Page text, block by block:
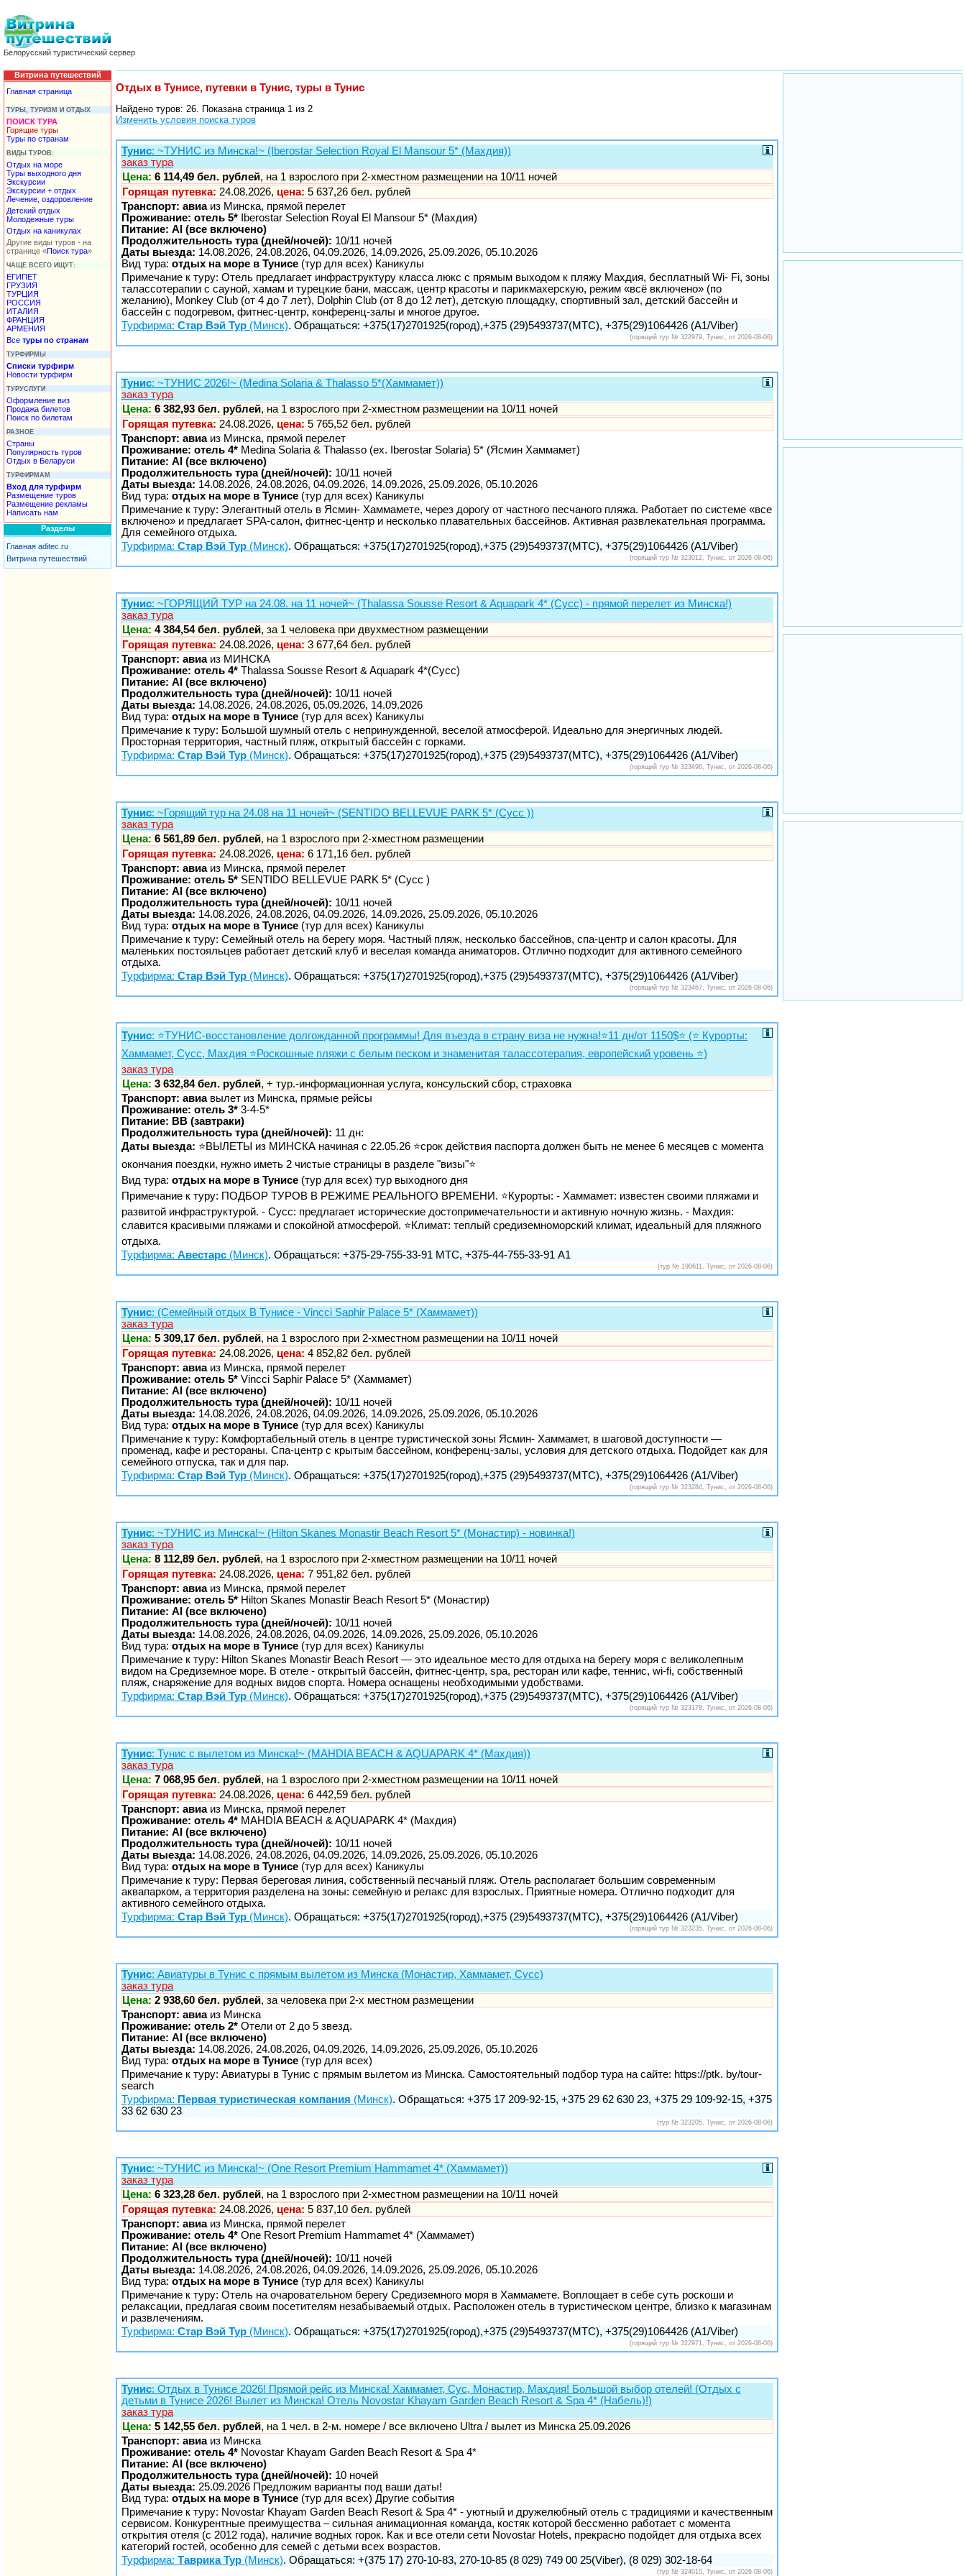
Белорусский туристический сервер
Витрина путешествий
Главная страница
ТУРЫ, ТУРИЗМ И ОТДЫХ
ПОИСК ТУРА
Горящие туры
Туры по странам
ВИДЫ ТУРОВ:
Отдых на море
Туры выходного дня
Экскурсии
Экскурсии + отдых
Лечение, оздоровление
Детский отдых
Молодежные туры
Отдых на каникулах
Другие виды туров - на
странице «Поиск тура»
ЧАЩЕ ВСЕГО ИЩУТ:
ЕГИПЕТ
ГРУЗИЯ
ТУРЦИЯ
РОССИЯ
ИТАЛИЯ
ФРАНЦИЯ
АРМЕНИЯ
Все туры по странам
ТУРФИРМЫ
Списки турфирм
Новости турфирм
ТУРУСЛУГИ
Оформление виз
Продажа билетов
Поиск по билетам
РАЗНОЕ
Страны
Популярность туров
Отдых в Беларуси
ТУРФИРМАМ
Вход для турфирм
Размещение туров
Размещение рекламы
Написать нам
Разделы
Главная aditec.ru
Витрина путешествий
Отдых в Тунисе, путевки в Тунис, туры в Тунис
Найдено туров: 26. Показана страница 1 из 2
Изменить условия поиска туров
Тунис: ~ТУНИС из Минска!~ (Iberostar Selection Royal El Mansour 5* (Махдия))
заказ тура
Цена: 6 114,49 бел. рублей, на 1 взрослого при 2-хместном размещении на 10/11 ночей
Горящая путевка: 24.08.2026, цена: 5 637,26 бел. рублей
Транспорт: авиаиз Минска, прямой перелет
Проживание: отель 5* Iberostar Selection Royal El Mansour 5* (Махдия)
Питание: AI (все включено)
Продолжительность тура (дней/ночей): 10/11 ночей
Даты выезда: 14.08.2026, 24.08.2026, 04.09.2026, 14.09.2026, 25.09.2026, 05.10.2026
Вид тура: отдых на море в Тунисе (тур для всех) Каникулы
Примечание к туру: Отель предлагает инфраструктуру класса люкс с прямым выходом к пляжу Махдия, бесплатный Wi- Fi, зоны
талассотерапии с сауной, хамам и турецкие бани, массаж, центр красоты и парикмахерскую, режим «всё включено» (по
желанию), Monkey Club (от 4 до 7 лет), Dolphin Сlub (от 8 до 12 лет), детскую площадку, спортивный зал, детский бассейн и
бассейн с подогревом, фитнес-центр, конференц-залы и многое другое.
Турфирма: Стар Вэй Тур (Минск). Обращаться: +375(17)2701925(город),+375 (29)5493737(МТС), +375(29)1064426 (A1/Viber)
(горящий тур № 322979, Тунис, от 2026-08-06)
Тунис: ~ТУНИС 2026!~ (Medina Solaria & Thalasso 5*(Хаммамет))
заказ тура
Цена: 6 382,93 бел. рублей, на 1 взрослого при 2-хместном размещении на 10/11 ночей
Горящая путевка: 24.08.2026, цена: 5 765,52 бел. рублей
Транспорт: авиаиз Минска, прямой перелет
Проживание: отель 4* Medina Solaria & Thalasso (ex. Iberostar Solaria) 5* (Ясмин Хаммамет)
Питание: AI (все включено)
Продолжительность тура (дней/ночей): 10/11 ночей
Даты выезда: 14.08.2026, 24.08.2026, 04.09.2026, 14.09.2026, 25.09.2026, 05.10.2026
Вид тура: отдых на море в Тунисе (тур для всех) Каникулы
Примечание к туру: Элегантный отель в Ясмин- Хаммамете, через дорогу от частного песчаного пляжа. Работает по системе «все
включено» и предлагает SPA-салон, фитнес-центр и несколько плавательных бассейнов. Активная развлекательная программа.
Для семейного отдыха.
Турфирма: Стар Вэй Тур (Минск). Обращаться: +375(17)2701925(город),+375 (29)5493737(МТС), +375(29)1064426 (A1/Viber)
(горящий тур № 323012, Тунис, от 2026-08-06)
Тунис: ~ГОРЯЩИЙ ТУР на 24.08. на 11 ночей~ (Thalassa Sousse Resort & Aquapark 4* (Сусс) - прямой перелет из Минска!)
заказ тура
Цена: 4 384,54 бел. рублей, за 1 человека при двухместном размещении
Горящая путевка: 24.08.2026, цена: 3 677,64 бел. рублей
Транспорт: авиаиз МИНСКА
Проживание: отель 4* Thalassa Sousse Resort & Aquapark 4*(Сусс)
Питание: AI (все включено)
Продолжительность тура (дней/ночей): 10/11 ночей
Даты выезда: 14.08.2026, 24.08.2026, 05.09.2026, 14.09.2026
Вид тура: отдых на море в Тунисе (тур для всех) Каникулы
Примечание к туру: Большой шумный отель с непринужденной, веселой атмосферой. Идеально для энергичных людей.
Просторная территория, частный пляж, открытый бассейн с горками.
Турфирма: Стар Вэй Тур (Минск). Обращаться: +375(17)2701925(город),+375 (29)5493737(МТС), +375(29)1064426 (A1/Viber)
(горящий тур № 323496, Тунис, от 2026-08-06)
Тунис: ~Горящий тур на 24.08 на 11 ночей~ (SENTIDO BELLEVUE PARK 5* (Сусс ))
заказ тура
Цена: 6 561,89 бел. рублей, на 1 взрослого при 2-хместном размещении
Горящая путевка: 24.08.2026, цена: 6 171,16 бел. рублей
Транспорт: авиаиз Минска, прямой перелет
Проживание: отель 5* SENTIDO BELLEVUE PARK 5* (Сусс )
Питание: AI (все включено)
Продолжительность тура (дней/ночей): 10/11 ночей
Даты выезда: 14.08.2026, 24.08.2026, 04.09.2026, 14.09.2026, 25.09.2026, 05.10.2026
Вид тура: отдых на море в Тунисе (тур для всех) Каникулы
Примечание к туру: Семейный отель на берегу моря. Частный пляж, несколько бассейнов, спа-центр и салон красоты. Для
маленьких постояльцев работает детский клуб и веселая команда аниматоров. Отлично подходит для активного семейного
отдыха.
Турфирма: Стар Вэй Тур (Минск). Обращаться: +375(17)2701925(город),+375 (29)5493737(МТС), +375(29)1064426 (A1/Viber)
(горящий тур № 323467, Тунис, от 2026-08-06)
Тунис: ⭐️ТУНИС-восстановление долгожданной программы! Для въезда в страну виза не нужна!⭐️11 дн/от 1150$⭐️ (⭐️ Курорты:
Хаммамет, Сусс, Махдия ⭐️Роскошные пляжи с белым песком и знаменитая талассотерапия, европейский уровень ⭐️)
заказ тура
Цена: 3 632,84 бел. рублей, + тур.-информационная услуга, консульский сбор, страховка
Транспорт: авиавылет из Минска, прямые рейсы
Проживание: отель 3* 3-4-5*
Питание: BB (завтраки)
Продолжительность тура (дней/ночей): 11 дн:
Даты выезда: ⭐️ВЫЛЕТЫ из МИНСКА начиная с 22.05.26 ⭐️срок действия паспорта должен быть не менее 6 месяцев с момента
окончания поездки, нужно иметь 2 чистые страницы в разделе "визы"⭐️
Вид тура: отдых на море в Тунисе (тур для всех) тур выходного дня
Примечание к туру: ПОДБОР ТУРОВ В РЕЖИМЕ РЕАЛЬНОГО ВРЕМЕНИ. ⭐️Курорты: - Хаммамет: известен своими пляжами и
развитой инфраструктурой. - Сусс: предлагает исторические достопримечательности и активную ночную жизнь. - Махдия:
славится красивыми пляжами и спокойной атмосферой. ⭐️Климат: теплый средиземноморский климат, идеальный для пляжного
отдыха.
Турфирма: Авестарс (Минск). Обращаться: +375-29-755-33-91 МТС, +375-44-755-33-91 А1
(тур № 190611, Тунис, от 2026-08-06)
Тунис: (Семейный отдых В Тунисе - Vincci Saphir Palace 5* (Хаммамет))
заказ тура
Цена: 5 309,17 бел. рублей, на 1 взрослого при 2-хместном размещении на 10/11 ночей
Горящая путевка: 24.08.2026, цена: 4 852,82 бел. рублей
Транспорт: авиаиз Минска, прямой перелет
Проживание: отель 5* Vincci Saphir Palace 5* (Хаммамет)
Питание: AI (все включено)
Продолжительность тура (дней/ночей): 10/11 ночей
Даты выезда: 14.08.2026, 24.08.2026, 04.09.2026, 14.09.2026, 25.09.2026, 05.10.2026
Вид тура: отдых на море в Тунисе (тур для всех) Каникулы
Примечание к туру: Комфортабельный отель в центре туристической зоны Ясмин- Хаммамет, в шаговой доступности —
променад, кафе и рестораны. Спа-центр с крытым бассейном, конференц-залы, условия для детского отдыха. Подойдет как для
семейного отпуска, так и для пар.
Турфирма: Стар Вэй Тур (Минск). Обращаться: +375(17)2701925(город),+375 (29)5493737(МТС), +375(29)1064426 (A1/Viber)
(горящий тур № 323284, Тунис, от 2026-08-06)
Тунис: ~ТУНИС из Минска!~ (Hilton Skanes Monastir Beach Resort 5* (Монастир) - новинка!)
заказ тура
Цена: 8 112,89 бел. рублей, на 1 взрослого при 2-хместном размещении на 10/11 ночей
Горящая путевка: 24.08.2026, цена: 7 951,82 бел. рублей
Транспорт: авиаиз Минска, прямой перелет
Проживание: отель 5* Hilton Skanes Monastir Beach Resort 5* (Монастир)
Питание: AI (все включено)
Продолжительность тура (дней/ночей): 10/11 ночей
Даты выезда: 14.08.2026, 24.08.2026, 04.09.2026, 14.09.2026, 25.09.2026, 05.10.2026
Вид тура: отдых на море в Тунисе (тур для всех) Каникулы
Примечание к туру: Hilton Skanes Monastir Beach Resort — это идеальное место для отдыха на берегу моря с великолепным
видом на Средиземное море. В отеле - открытый бассейн, фитнес-центр, spa, ресторан или кафе, теннис, wi-fi, собственный
пляж, снаряжение для водных видов спорта. Номера оснащены необходимыми удобствами.
Турфирма: Стар Вэй Тур (Минск). Обращаться: +375(17)2701925(город),+375 (29)5493737(МТС), +375(29)1064426 (A1/Viber)
(горящий тур № 323178, Тунис, от 2026-08-06)
Тунис: Тунис с вылетом из Минска!~ (MAHDIA BEACH & AQUAPARK 4* (Махдия))
заказ тура
Цена: 7 068,95 бел. рублей, на 1 взрослого при 2-хместном размещении на 10/11 ночей
Горящая путевка: 24.08.2026, цена: 6 442,59 бел. рублей
Транспорт: авиаиз Минска, прямой перелет
Проживание: отель 4* MAHDIA BEACH & AQUAPARK 4* (Махдия)
Питание: AI (все включено)
Продолжительность тура (дней/ночей): 10/11 ночей
Даты выезда: 14.08.2026, 24.08.2026, 04.09.2026, 14.09.2026, 25.09.2026, 05.10.2026
Вид тура: отдых на море в Тунисе (тур для всех) Каникулы
Примечание к туру: Первая береговая линия, собственный песчаный пляж. Отель располагает большим современным
аквапарком, а территория разделена на зоны: семейную и релакс для взрослых. Приятные номера. Отлично подходит для
активного семейного отдыха.
Турфирма: Стар Вэй Тур (Минск). Обращаться: +375(17)2701925(город),+375 (29)5493737(МТС), +375(29)1064426 (A1/Viber)
(горящий тур № 323235, Тунис, от 2026-08-06)
Тунис: Авиатуры в Тунис с прямым вылетом из Минска (Монастир, Хаммамет, Сусс)
заказ тура
Цена: 2 938,60 бел. рублей, за человека при 2-х местном размещении
Транспорт: авиаиз Минска
Проживание: отель 2* Отели от 2 до 5 звезд.
Питание: AI (все включено)
Даты выезда: 14.08.2026, 24.08.2026, 04.09.2026, 14.09.2026, 25.09.2026, 05.10.2026
Вид тура: отдых на море в Тунисе (тур для всех)
Примечание к туру: Авиатуры в Тунис с прямым вылетом из Минска. Самостоятельный подбор тура на сайте: https://ptk. by/tour-
search
Турфирма: Первая туристическая компания (Минск). Обращаться: +375 17 209-92-15, +375 29 62 630 23, +375 29 109-92-15, +375
33 62 630 23
(тур № 323205, Тунис, от 2026-08-06)
Тунис: ~ТУНИС из Минска!~ (One Resort Premium Hammamet 4* (Хаммамет))
заказ тура
Цена: 6 323,28 бел. рублей, на 1 взрослого при 2-хместном размещении на 10/11 ночей
Горящая путевка: 24.08.2026, цена: 5 837,10 бел. рублей
Транспорт: авиаиз Минска, прямой перелет
Проживание: отель 4* One Resort Premium Hammamet 4* (Хаммамет)
Питание: AI (все включено)
Продолжительность тура (дней/ночей): 10/11 ночей
Даты выезда: 14.08.2026, 24.08.2026, 04.09.2026, 14.09.2026, 25.09.2026, 05.10.2026
Вид тура: отдых на море в Тунисе (тур для всех) Каникулы
Примечание к туру: Отель на очаровательном берегу Средиземного моря в Хаммамете. Воплощает в себе суть роскоши и
релаксации, предлагая своим посетителям незабываемый отдых. Расположен отель в туристическом центре, близко к магазинам
и развлечениям.
Турфирма: Стар Вэй Тур (Минск). Обращаться: +375(17)2701925(город),+375 (29)5493737(МТС), +375(29)1064426 (A1/Viber)
(горящий тур № 322971, Тунис, от 2026-08-06)
Тунис: Отдых в Тунисе 2026! Прямой рейс из Минска! Хаммамет, Сус, Монастир, Махдия! Большой выбор отелей! (Отдых с
детьми в Тунисе 2026! Вылет из Минска! Отель Novostar Khayam Garden Beach Resort & Spa 4* (Набель)!)
заказ тура
Цена: 5 142,55 бел. рублей, на 1 чел. в 2-м. номере / все включено Ultra / вылет из Минска 25.09.2026
Транспорт: авиаиз Минска
Проживание: отель 4* Novostar Khayam Garden Beach Resort & Spa 4*
Питание: AI (все включено)
Продолжительность тура (дней/ночей): 10 ночей
Даты выезда: 25.09.2026 Предложим варианты под ваши даты!
Вид тура: отдых на море в Тунисе (тур для всех) Другие события
Примечание к туру: Novostar Khayam Garden Beach Resort & Spa 4* - уютный и дружелюбный отель с традициями и качественным
сервисом. Конкурентные преимущества – сильная анимационная команда, костяк которой бессменно работает с момента
открытия отеля (с 2012 года), наличие водных горок. Как и все отели сети Novostar Hotels, прекрасно подойдет для отдыха всех
категорий гостей, особенно для семей с детьми всех возрастов.
Турфирма: Таврика Тур (Минск). Обращаться: +(375 17) 270-10-83, 270-10-85 (8 029) 749 00 25(Viber), (8 029) 302-18-64
(тур № 324010, Тунис, от 2026-08-06)